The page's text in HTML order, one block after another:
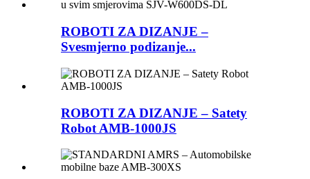
ROBOTI ZA DIZANJE –
Svesmjerno podizanje...
ROBOTI ZA DIZANJE – Satety
Robot AMB-1000JS